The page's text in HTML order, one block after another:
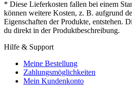
* Diese Lieferkosten fallen bei einem
können weitere Kosten, z. B. aufgrund
Eigenschaften der Produkte, entstehen.
du direkt in der Produktbeschreibung.
Hilfe & Support
Meine Bestellung
Zahlungsmöglichkeiten
Mein Kundenkonto